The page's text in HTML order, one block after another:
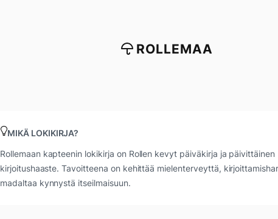
ROLLEMAA
MIKÄ LOKIKIRJA?
Rollemaan kapteenin lokikirja on Rollen kevyt päiväkirja ja päivittäinen
kirjoitushaaste. Tavoitteena on kehittää mielenterveyttä,
madaltaa kynnystä itseilmaisuun.